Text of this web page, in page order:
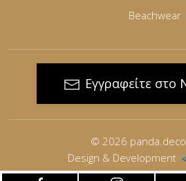
Beachwear
Εγγραφείτε
© 2026
Design & Development